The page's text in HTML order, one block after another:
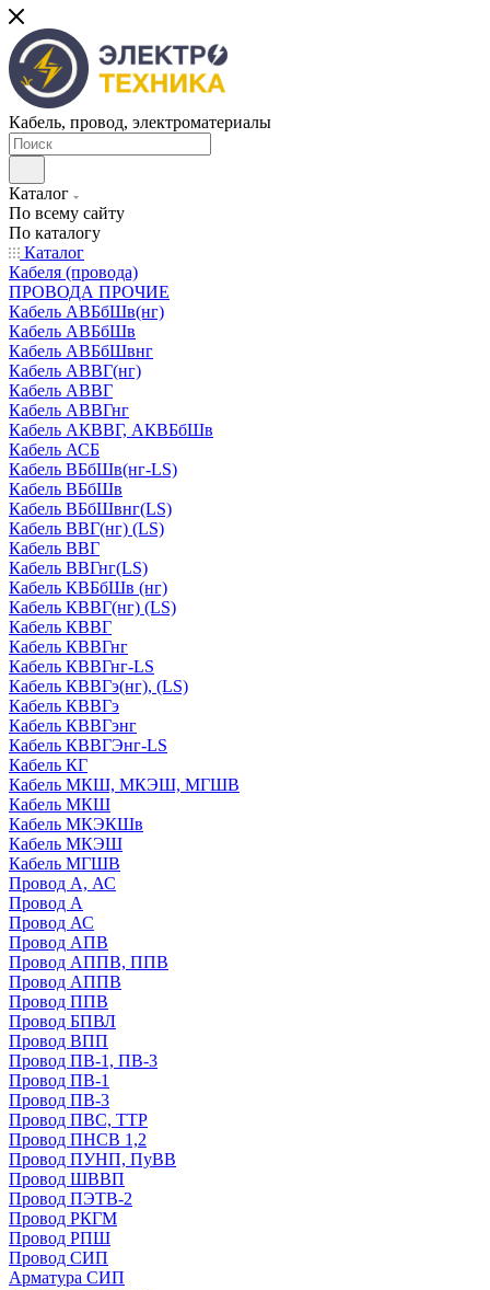
Кабель, провод, электроматериалы
Каталог
По всему сайту
По каталогу
Каталог
Кабеля (провода)
ПРОВОДА ПРОЧИЕ
Кабель АВБбШв(нг)
Кабель АВБбШв
Кабель АВБбШвнг
Кабель АВВГ(нг)
Кабель АВВГ
Кабель АВВГнг
Кабель АКВВГ, АКВБбШв
Кабель АСБ
Кабель ВБбШв(нг-LS)
Кабель ВБбШв
Кабель ВБбШвнг(LS)
Кабель ВВГ(нг) (LS)
Кабель ВВГ
Кабель ВВГнг(LS)
Кабель КВБбШв (нг)
Кабель КВВГ(нг) (LS)
Кабель КВВГ
Кабель КВВГнг
Кабель КВВГнг-LS
Кабель КВВГэ(нг), (LS)
Кабель КВВГэ
Кабель КВВГэнг
Кабель КВВГЭнг-LS
Кабель КГ
Кабель МКШ, МКЭШ, МГШВ
Кабель МКШ
Кабель МКЭКШв
Кабель МКЭШ
Кабель МГШВ
Провод А, АС
Провод А
Провод АС
Провод АПВ
Провод АППВ, ППВ
Провод АППВ
Провод ППВ
Провод БПВЛ
Провод ВПП
Провод ПВ-1, ПВ-3
Провод ПВ-1
Провод ПВ-3
Провод ПВС, ТТР
Провод ПНСВ 1,2
Провод ПУНП, ПуВВ
Провод ШВВП
Провод ПЭТВ-2
Провод РКГМ
Провод РПШ
Провод СИП
Арматура СИП